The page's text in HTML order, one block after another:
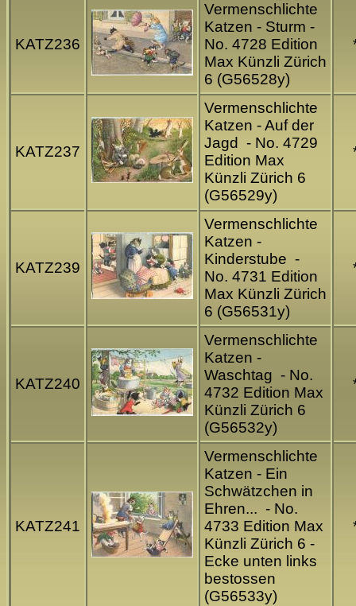
KATZ236
Vermenschlichte
Katzen - Sturm -
No. 4728 Edition
Max Künzli Zürich
6 (G56528y)
KATZ237
Vermenschlichte
Katzen - Auf der
Jagd - No. 4729
Edition Max
Künzli Zürich 6
(G56529y)
KATZ239
Vermenschlichte
Katzen -
Kinderstube -
No. 4731 Edition
Max Künzli Zürich
6 (G56531y)
KATZ240
Vermenschlichte
Katzen -
Waschtag - No.
4732 Edition Max
Künzli Zürich 6
(G56532y)
KATZ241
Vermenschlichte
Katzen - Ein
Schwätzchen in
Ehren... - No.
4733 Edition Max
Künzli Zürich 6 -
Ecke unten links
bestossen
(G56533y)